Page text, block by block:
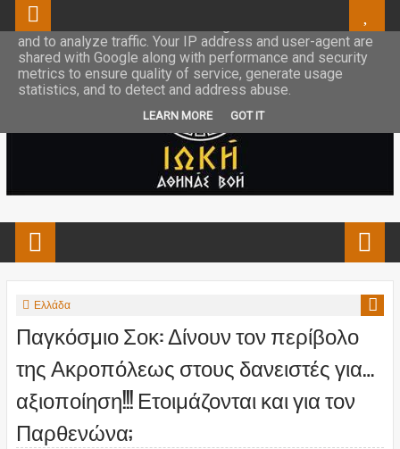
Ελλάδα
Παγκόσμιο Σοκ: Δίνουν τον περίβολο
της Ακροπόλεως στους δανειστές για…
αξιοποίηση!!! Ετοιμάζονται και για τον
Παρθενώνα;
This site uses cookies from Google to deliver its services
and to analyze traffic. Your IP address and user-agent are
shared with Google along with performance and security
metrics to ensure quality of service, generate usage
statistics, and to detect and address abuse.
LEARN MORE GOT IT